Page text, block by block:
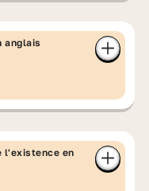
anglais
l'existence en